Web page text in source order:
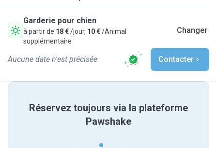
Garderie pour chien
à partir de 18 €/jour, 10 €/Animal
supplémentaire
Changer
Aucune date n'est précisée Contacter
Réservez toujours via la plateforme
Pawshake